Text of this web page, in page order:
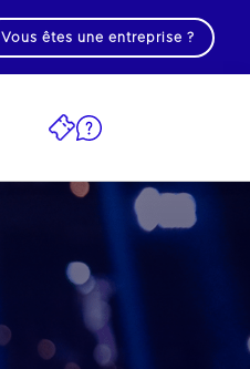
Vous êtes une entreprise ?